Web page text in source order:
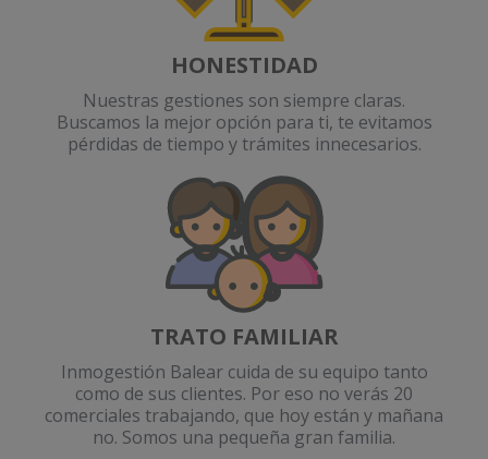
HONESTIDAD
Nuestras gestiones son siempre claras.
Buscamos la mejor opción para ti, te evitamos
pérdidas de tiempo y trámites innecesarios.
TRATO FAMILIAR
Inmogestión Balear cuida de su equipo tanto
como de sus clientes. Por eso no verás 20
comerciales trabajando, que hoy están y mañana
no. Somos una pequeña gran familia.